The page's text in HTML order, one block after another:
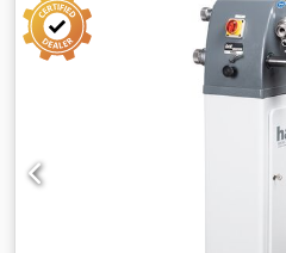
Betjeningsvejledning Brugt
teknisk til stand ved